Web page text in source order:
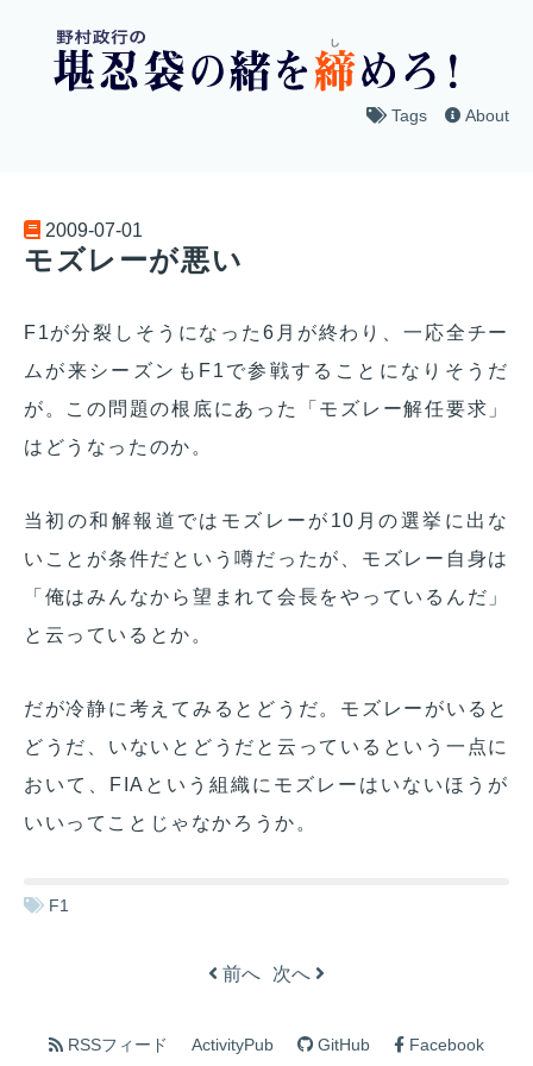
Tags About
2009-07-01
モズレーが悪い
F1が分裂しそうになった6月が終わり、一応全チー
ムが来シーズンもF1で参戦することになりそうだ
が。この問題の根底にあった「モズレー解任要求」
はどうなったのか。
当初の和解報道ではモズレーが10月の選挙に出な
いことが条件だという噂だったが、モズレー自身は
「俺はみんなから望まれて会長をやっているんだ」
と云っているとか。
だが冷静に考えてみるとどうだ。モズレーがいると
どうだ、いないとどうだと云っているという一点に
おいて、FIAという組織にモズレーはいないほうが
いいってことじゃなかろうか。
F1
前へ 次へ
RSSフィード ActivityPub GitHub Facebook